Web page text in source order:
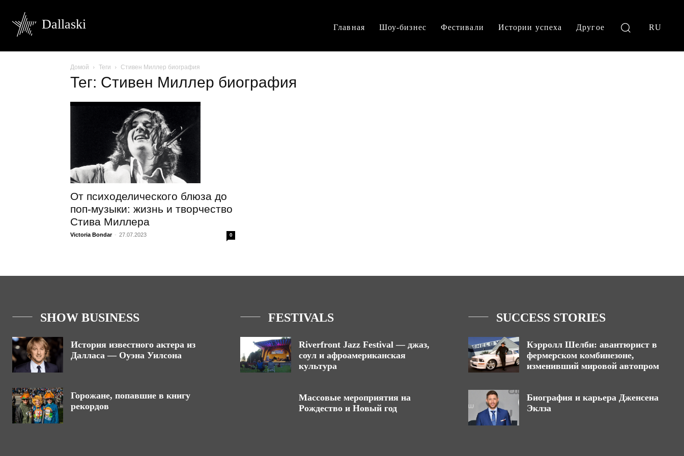
Dallaski Главная Шоу-бизнес Фестивали Истории успеха Другое RU
Домой Теги Стивен Миллер биография
Тег: Стивен Миллер биография
От психоделического блюза до
поп-музыки: жизнь и творчество
Стива Миллера
Victoria Bondar - 27.07.2023 0
SHOW BUSINESS
История известного актера из
Далласа — Оуэна Уилсона
Горожане, попавшие в книгу
рекордов
FESTIVALS
Riverfront Jazz Festival — джаз,
соул и афроамериканская
культура
Массовые мероприятия на
Рождество и Новый год
SUCCESS STORIES
Кэрролл Шелби: авантюрист в
фермерском комбинезоне,
изменивший мировой автопром
Биография и карьера Дженсена
Эклза